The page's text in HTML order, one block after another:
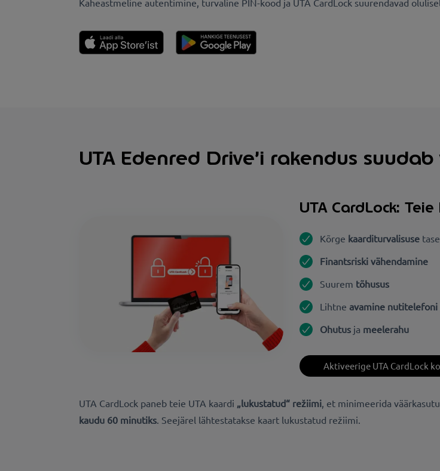
Kaheastmeline autentimine, turvaline PIN-kood ja UTA CardLock suurendavad
UTA Edenred Drive’i rakendus
UTA CardLock:
Kõrge kaarditurvalisuse tase
Finantsriski vähendamine
Suurem tõhusus
Lihtneavamine nutitelefoni
Ohutus ja meelerahu
Aktiveerige UTA CardLock
UTA CardLock paneb teie UTA kaardi „lukustatud“ režiimi, et minimeerida
kaudu 60 minutiks. Seejärel lähtestatakse kaart lukustatud režiimi.